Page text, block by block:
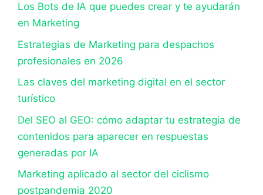
Los Bots de IA que puedes crear y te ayudarán
en Marketing
Estrategias de Marketing para despachos
profesionales en 2026
Las claves del marketing digital en el sector
turístico
Del SEO al GEO: cómo adaptar tu estrategia de
contenidos para aparecer en respuestas
generadas por IA
Marketing aplicado al sector del ciclismo
postpandemia 2020